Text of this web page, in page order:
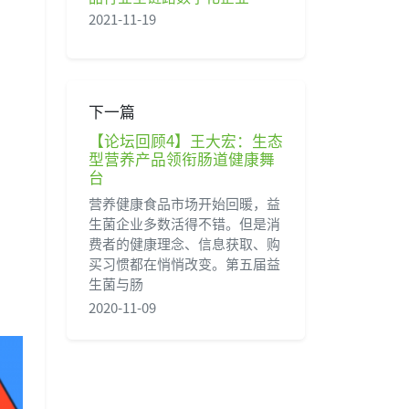
2021-11-19
下一篇
【论坛回顾4】王大宏：生态
型营养产品领衔肠道健康舞
台
营养健康食品市场开始回暖，益
生菌企业多数活得不错。但是消
费者的健康理念、信息获取、购
买习惯都在悄悄改变。第五届益
生菌与肠
2020-11-09